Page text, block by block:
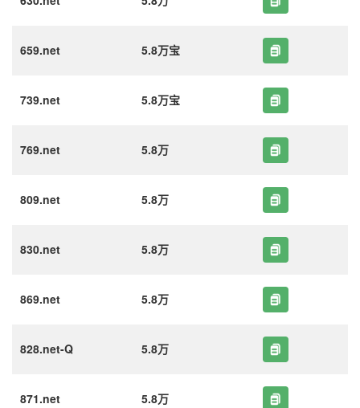
659.net 5.8万宝
739.net 5.8万宝
769.net 5.8万
809.net 5.8万
830.net 5.8万
869.net 5.8万
828.net-Q 5.8万
871.net 5.8万